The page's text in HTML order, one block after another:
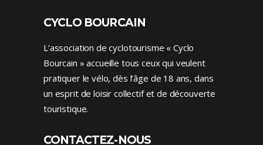
CYCLO BOURCAIN
L’association de cyclotourisme « Cyclo
Bourcain » accueille tous ceux qui veulent
pratiquer le vélo, dès l’âge de 18 ans, dans
un esprit de loisir collectif et de découverte
touristique.
CONTACTEZ-NOUS